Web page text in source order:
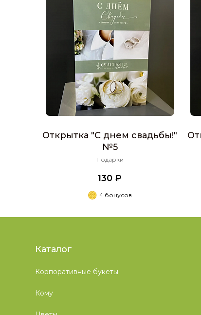
Открытка "С днем свадьбы!"
№5
Подарки
130 ₽
4 бонусов
Каталог
Корпоративные букеты
Кому